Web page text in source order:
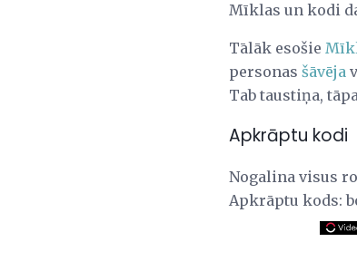
Mīklas un kodi
Tālāk esošie
personas šāvēja
Tab taustiņa,
Apkrāptu kodi
Nogalina visus
Apkrāptu kods: